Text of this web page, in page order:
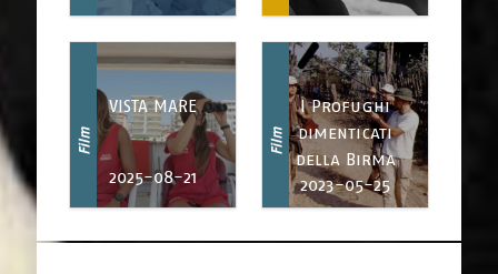
Film
VISTA MARE
2025-08-21
Film
I Profughi
dimenticati
della Birma
2023-05-25